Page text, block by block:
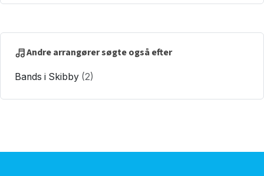
Andre arrangører søgte også efter
Bands i Skibby (2)